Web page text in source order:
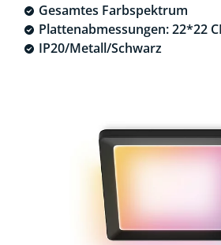
Gesamtes Farbspektrum
Plattenabmessungen: 22*22
IP20/Metall/Schwarz